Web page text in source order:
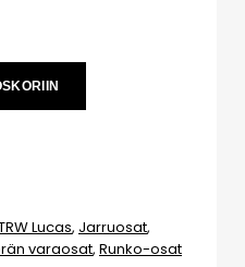
Lucas, Jarruosat,
varaosat, Runko-osat